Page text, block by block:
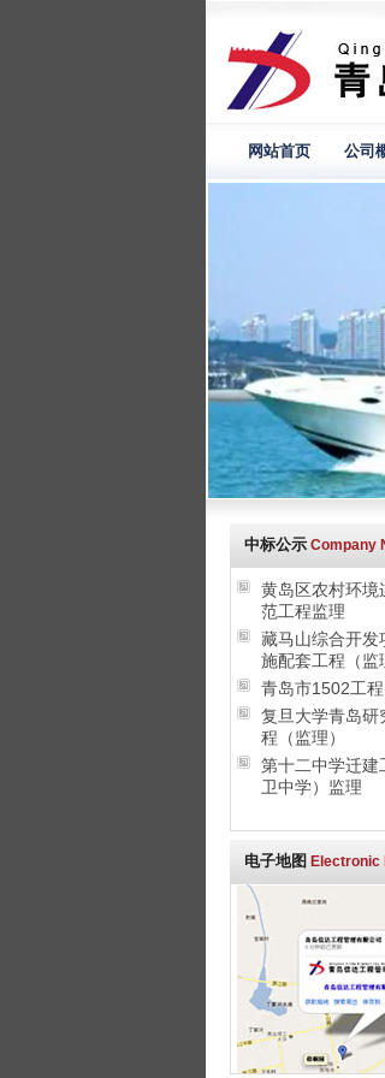
网站首页 公司
中标公示 Company
黄岛区农村环境
范工程监理
藏马山综合开发
施配套工程（监
青岛市1502工程
复旦大学青岛研
程（监理）
第十二中学迁建
卫中学）监理
电子地图 Electronic